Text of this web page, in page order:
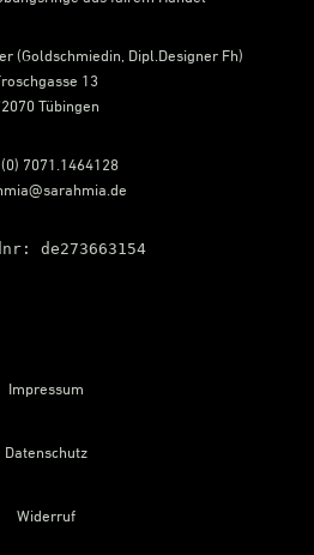
(Goldschmiedin, Dipl.Designer Fh)
13
Tübingen
7071.1464128
de273663154
Impressum
Datenschutz
Widerruf